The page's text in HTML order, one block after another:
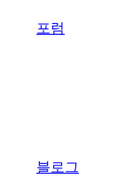
포럼
블로그